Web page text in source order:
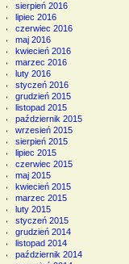
sierpień 2016
lipiec 2016
czerwiec 2016
maj 2016
kwiecień 2016
marzec 2016
luty 2016
styczeń 2016
grudzień 2015
listopad 2015
październik 2015
wrzesień 2015
sierpień 2015
lipiec 2015
czerwiec 2015
maj 2015
kwiecień 2015
marzec 2015
luty 2015
styczeń 2015
grudzień 2014
listopad 2014
październik 2014